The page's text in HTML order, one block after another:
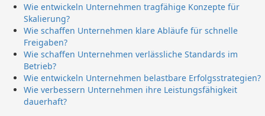
Wie entwickeln Unternehmen tragfähige Konzepte für
Skalierung?
Wie schaffen Unternehmen klare Abläufe für schnelle
Freigaben?
Wie schaffen Unternehmen verlässliche Standards im
Betrieb?
Wie entwickeln Unternehmen belastbare Erfolgsstrategien?
Wie verbessern Unternehmen ihre Leistungsfähigkeit
dauerhaft?